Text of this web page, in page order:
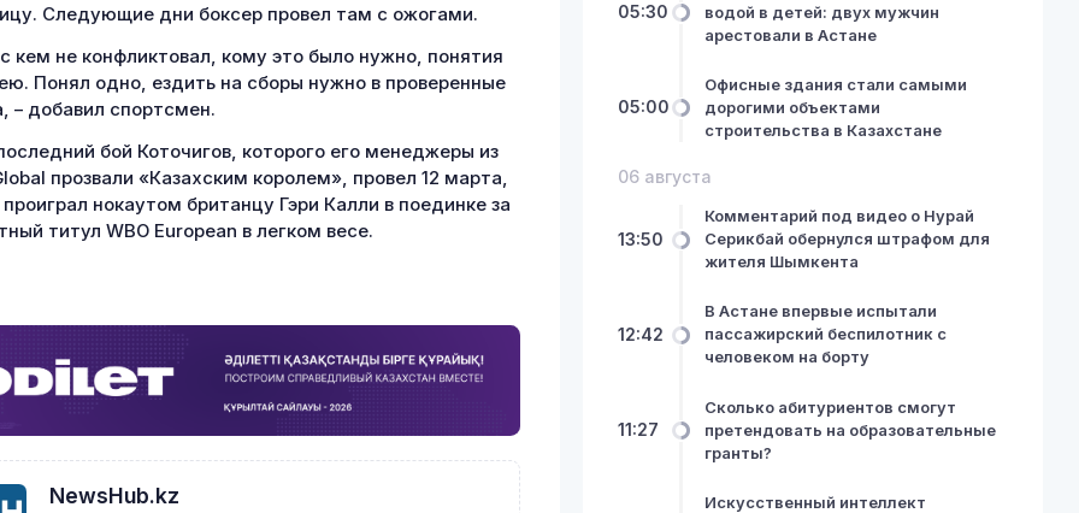
Следующие дни боксер провел там с ожогами.
кем не конфликтовал, кому это было нужно, понятия
Понял одно, ездить на сборы нужно в проверенные
– добавил спортсмен.
бой Коточигов, которого его менеджеры из
прозвали «Казахским королем», провел 12 марта,
проиграл нокаутом британцу Гэри Калли в поединке за
титул WBO European в легком весе.
NewsHub.kz
05:30
водой в детей: двух мужчин
арестовали в Астане
05:00
Офисные здания стали самыми
дорогими объектами
строительства в Казахстане
06 августа
13:50
Комментарий под видео о Нурай
Серикбай обернулся штрафом для
жителя Шымкента
12:42
В Астане впервые испытали
пассажирский беспилотник с
человеком на борту
11:27
Сколько абитуриентов смогут
претендовать на образовательные
гранты?
Искусственный интеллект